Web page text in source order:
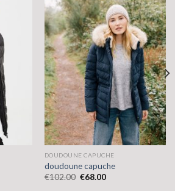
DOUDOUNE CAPUCHE
doudoune capuche
€102.00 €68.00